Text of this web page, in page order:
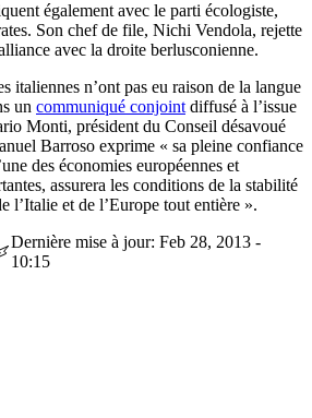
également avec le parti écologiste,
Son chef de file, Nichi Vendola, rejette
avec la droite berlusconienne.
italiennes n’ont pas eu raison de la langue
un communiqué conjoint diffusé à l’issue
Monti, président du Conseil désavoué
Barroso exprime « sa pleine confiance
des économies européennes et
assurera les conditions de la stabilité
l’Italie et de l’Europe tout entière ».
Dernière mise à jour: Feb 28, 2013 -
10:15